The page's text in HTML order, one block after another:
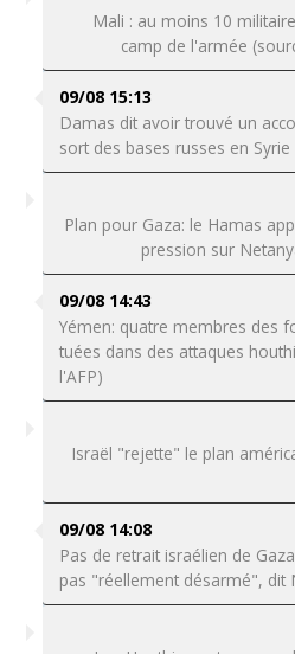
Mali : au moins 10
camp de l'armée
09/08 15:13
Damas dit avoir trouvé un
sort des bases russes en Syrie
Plan pour Gaza: le Hamas
pression sur
09/08 14:43
Yémen: quatre membres des
tuées dans des attaques
l'AFP)
Israël "rejette" le plan
09/08 14:08
Pas de retrait israélien de
pas "réellement désarmé", dit